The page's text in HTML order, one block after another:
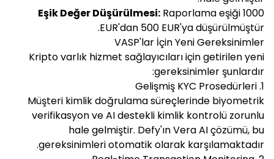
Eşik Değer Düşürülmesi: Raporlama eşiği 1000
EUR'dan 500 EUR'ya düşürülmüştür.
VASP'lar İçin Yeni Gereksinimler
Kripto varlık hizmet sağlayıcıları için getirilen yeni
gereksinimler şunlardır:
1. Gelişmiş KYC Prosedürleri
Müşteri kimlik doğrulama süreçlerinde biyometrik
verifikasyon ve AI destekli kimlik kontrolü zorunlu
hale gelmiştir. Defy'ın Vera AI çözümü, bu
gereksinimleri otomatik olarak karşılamaktadır.